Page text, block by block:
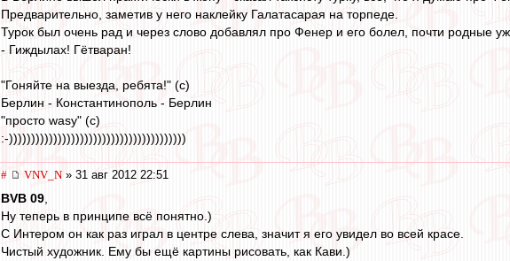
Предварительно, заметив у него наклейку Галатасарая на торпеде.
Турок был очень рад и через слово добавлял про Фенер и его болел, почти родные
- Гиждылах! Гётваран!
"Гоняйте на выезда, ребята!" (с)
Берлин - Константинополь - Берлин
"просто wasy" (с)
:-))))))))))))))))))))))))))))))))))))))))
# VNV_N » 31 авг 2012 22:51
BVB 09
Ну теперь в принципе всё понятно.)
С Интером он как раз играл в центре слева, значит я его увидел во всей красе.
Чистый художник. Ему бы ещё картины рисовать, как Кави.)